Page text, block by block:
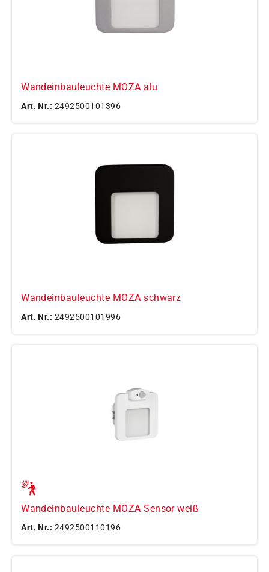
Wandeinbauleuchte MOZA alu
Art. Nr.: 2492500101396
Wandeinbauleuchte MOZA schwarz
Art. Nr.: 2492500101996
Wandeinbauleuchte MOZA Sensor weiß
Art. Nr.: 2492500110196